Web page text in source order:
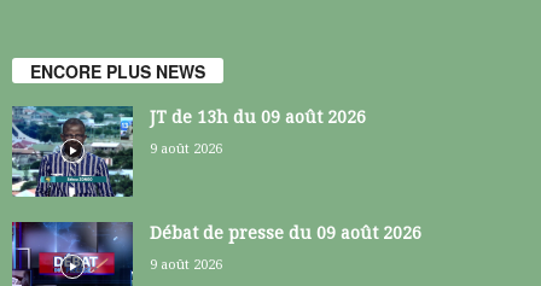
ENCORE PLUS NEWS
JT de 13h du 09 août 2026
9 août 2026
Débat de presse du 09 août 2026
9 août 2026